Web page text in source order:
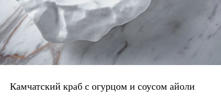
Камчатский краб с огурцом и соусом айоли